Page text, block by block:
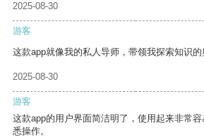
2025-08-30
游客
这款app就像我的私人导师，带领我探索知识的
2025-08-30
游客
这款app的用户界面简洁明了，使用起来非常
悉操作。